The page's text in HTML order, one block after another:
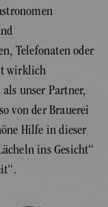
Telefonaten oder
wirklich
unser Partner,
von der Brauerei
Hilfe in dieser
ins Gesicht“